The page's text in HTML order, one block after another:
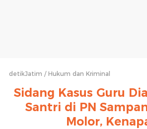
detikJatim Hukum dan Kriminal
Sidang Kasus Guru
Santri di PN
Molor,